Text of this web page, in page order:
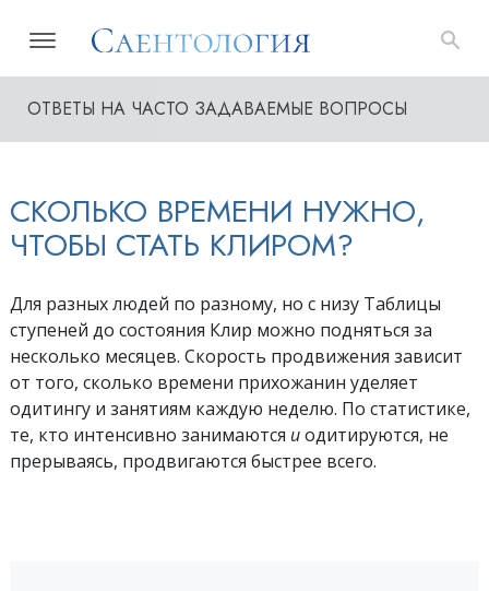
ОТВЕТЫ НА ЧАСТО ЗАДАВАЕМЫЕ ВОПРОСЫ
СКОЛЬКО ВРЕМЕНИ НУЖНО,
ЧТОБЫ СТАТЬ КЛИРОМ?
Для разных людей по разному, но с низу Таблицы
ступеней до состояния Клир можно подняться за
несколько месяцев. Скорость продвижения зависит
от того, сколько времени прихожанин уделяет
одитингу и занятиям каждую неделю. По статистике,
те, кто интенсивно занимаются иодитируются, не
прерываясь, продвигаются быстрее всего.